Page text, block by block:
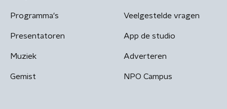
Programma's
Presentatoren
Muziek
Gemist
Veelgestelde vragen
App de studio
Adverteren
NPO Campus